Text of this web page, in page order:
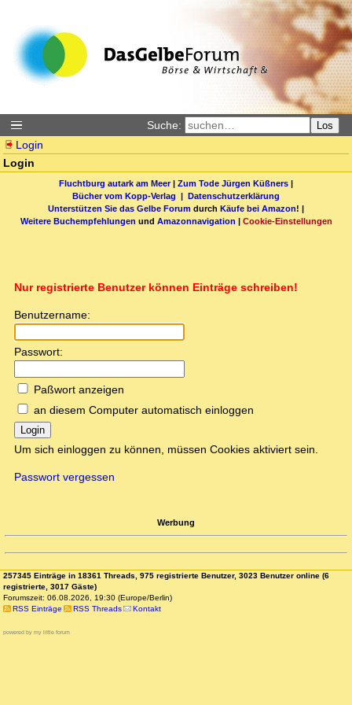
Suche: Los
Login
Login
Fluchtburg autark am Meer| Zum Tode Jürgen Küßners |
Bücher vom Kopp-Verlag | Datenschutzerklärung
Unterstützen Sie das Gelbe Forum durch Käufe bei Amazon! |
Weitere Buchempfehlungen und Amazonnavigation | Cookie-Einstellungen
Nur registrierte Benutzer können Einträge schreiben!
Benutzername:
Passwort:
Paßwort anzeigen
an diesem Computer automatisch einloggen
Login
Um sich einloggen zu können, müssen Cookies aktiviert sein.
Passwort vergessen
Werbung
257345 Einträge in 18361 Threads, 975 registrierte Benutzer, 3023 Benutzer online (6
registrierte, 3017 Gäste)
Forumszeit: 06.08.2026, 19:30 (Europe/Berlin)
RSS Einträge
RSS Threads Kontakt
powered by my little forum